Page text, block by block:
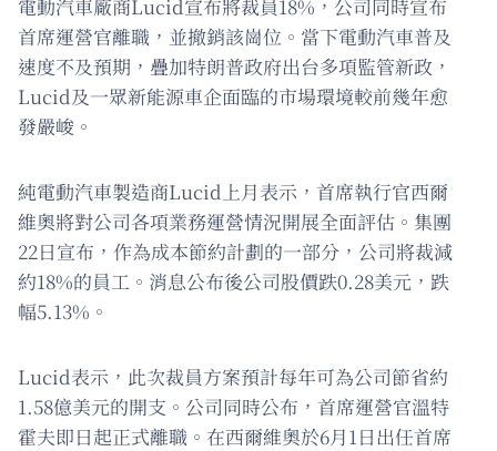
電動汽車廠商Lucid宣布將裁員18%，公司同時宣布
首席運營官離職，並撤銷該崗位。當下電動汽車普及
速度不及預期，疊加特朗普政府出台多項監管新政，
Lucid及一眾新能源車企面臨的市場環境較前幾年愈
發嚴峻。
純電動汽車製造商Lucid上月表示，首席執行官西爾
維奧將對公司各項業務運營情況開展全面評估。集團
22日宣布，作為成本節約計劃的一部分，公司將裁減
約18%的員工。消息公布後公司股價跌0.28美元，跌
幅5.13%。
Lucid表示，此次裁員方案預計每年可為公司節省約
1.58億美元的開支。公司同時公布，首席運營官溫特
霍夫即日起正式離職。在西爾維奧於6月1日出任首席